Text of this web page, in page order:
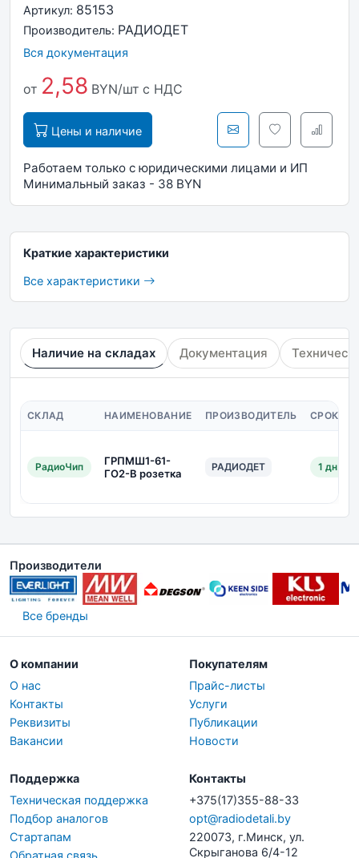
Артикул: 85153
Производитель: РАДИОДЕТ
Вся документация
от 2,58 BYN/шт с НДС
Цены и наличие
Работаем только с юридическими лицами и ИП
Минимальный заказ - 38 BYN
Краткие характеристики
Все характеристики
Наличие на складах Документация
СКЛАД НАИМЕНОВАНИЕ ПРОИЗВОДИТЕЛЬ СРОК
РадиоЧип
ГРПМШ1-61-
ГО2-В розетка
РАДИОДЕТ 1 дн.
Производители
Все бренды
О компании
О нас
Контакты
Реквизиты
Вакансии
Покупателям
Прайс-листы
Услуги
Публикации
Новости
Поддержка
Техническая поддержка
Подбор аналогов
Стартапам
Обратная связь
Контакты
+375(17)355-88-33
opt@radiodetali.by
220073, г.Минск, ул.
Скрыганова 6/4-12